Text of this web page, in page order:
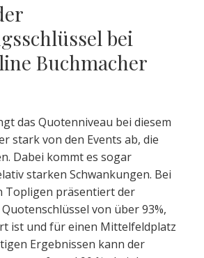
bei
Buchmacher
das Quotenniveau bei diesem
stark von den Events ab, die
Dabei kommt es sogar
starken Schwankungen. Bei
Topligen präsentiert der
von über 93%,
ist und für einen Mittelfeldplatz
Ergebnissen kann der